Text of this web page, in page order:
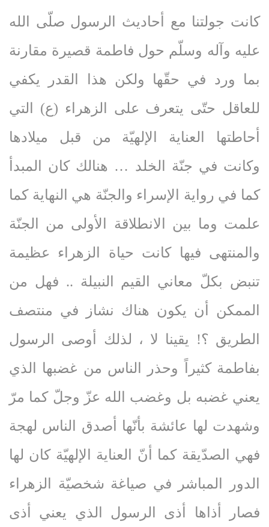
كانت جولتنا مع أحاديث الرسول صلّى‌ الله‌
عليه‌ وآله‌ وسلّم حول فاطمة قصيرة مقارنة
بما ورد في حقّها ولكن هذا القدر يكفي
للعاقل حتّى يتعرف على الزهراء (ع) التي
أحاطتها العناية الإلهيّة من قبل ميلادها
وكانت في جنّة الخلد … هنالك كان المبدأ
كما في رواية الإسراء والجنّة هي النهاية كما
علمت وما بين الانطلاقة الأولى من الجنّة
والمنتهى فيها كانت حياة الزهراء عظيمة
تنبض بكلّ معاني القيم النبيلة .. فهل من
الممكن أن يكون هناك نشاز في منتصف
الطريق ؟! يقينا لا ، لذلك أوصى الرسول
بفاطمة كثيراً وحذر الناس من غضبها الذي
يعني غضبه بل وغضب الله عزّ وجلّ كما مرّ
وشهدت لها عائشة بأنّها أصدق الناس لهجة
فهي الصدّيقة كما أنّ العناية الإلهيّة كان لها
الدور المباشر في صياغة شخصيّة الزهراء
فصار أذاها أذى الرسول الذي يعني أذى